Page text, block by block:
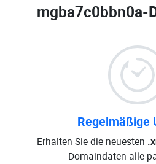
mgba7c0bbn0a-
Regelmäßige
Erhalten Sie die neuesten
Domaindaten alle